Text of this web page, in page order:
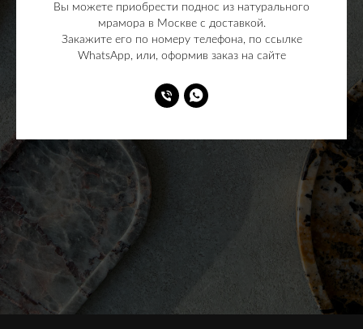
Вы можете приобрести поднос из натурального
мрамора в Москве с доставкой.
Закажите его по номеру телефона, по ссылке
WhatsApp, или, оформив заказ на сайте